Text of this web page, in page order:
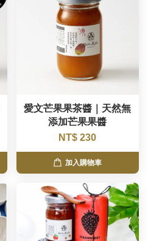
愛文芒果果茶醬｜天然無
添加芒果果醬
NT$ 230
加入購物車